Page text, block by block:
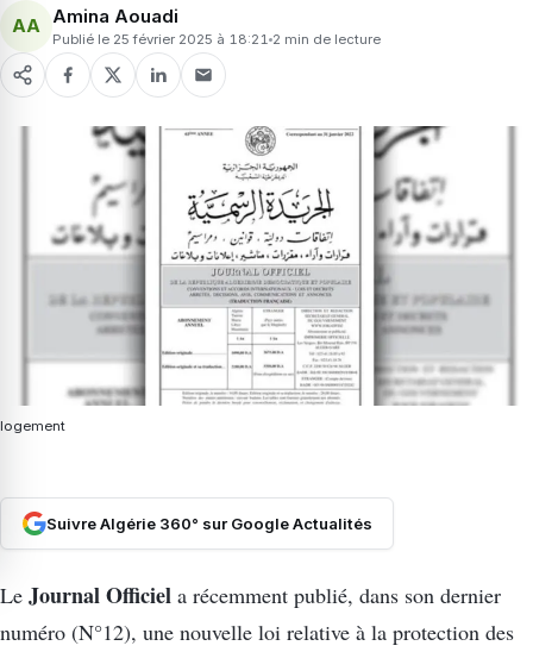
AA Amina Aouadi
Publié le 25 février 2025 à 18:21 2 min de lecture
logement
Suivre Algérie 360° sur Google Actualités
Le Journal Officiel a récemment publié, dans son dernier
numéro (N°12), une nouvelle loi relative à la protection des